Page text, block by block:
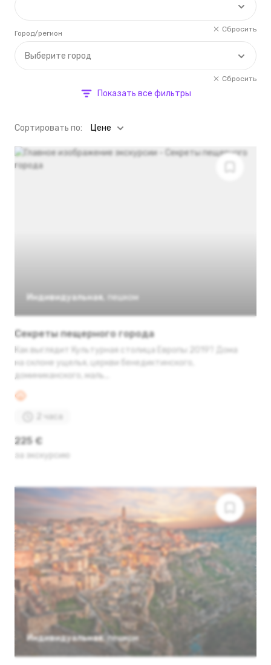
Сбросить
Выберите город
Город/регион
Сбросить
Показать все фильтры
Cортировать по: Цене
Индивидуальная пешком
Секреты пещерного города
Как выглядит Культурная столица Европы 2019? Дома
на склоне ущелья, церкви бенедиктинского,
доминиканского, маль...
2 часа
225 €
за экскурсию
Индивидуальная, пешком